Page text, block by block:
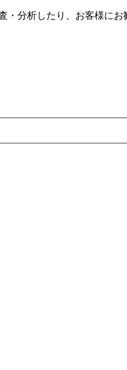
分析したり、お客様に